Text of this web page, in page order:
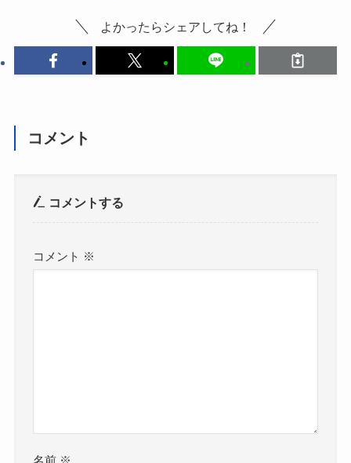
よかったらシェアしてね！
コメント
コメントする
コメント ※